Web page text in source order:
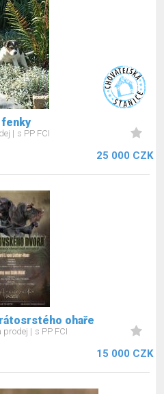
s PP FCI
25 000 CZK
ohaře
prodej s PP FCI
15 000 CZK